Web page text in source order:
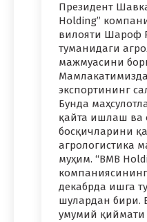
Президент
Holding”
вилояти Шароф
туманидаги
мажмуасини
экспортининг
Бунда
қайта ишлаш ва
босқичларини
агрологистика
муҳим. “BMB
декабрда ишга
шулардан бири.
умумий